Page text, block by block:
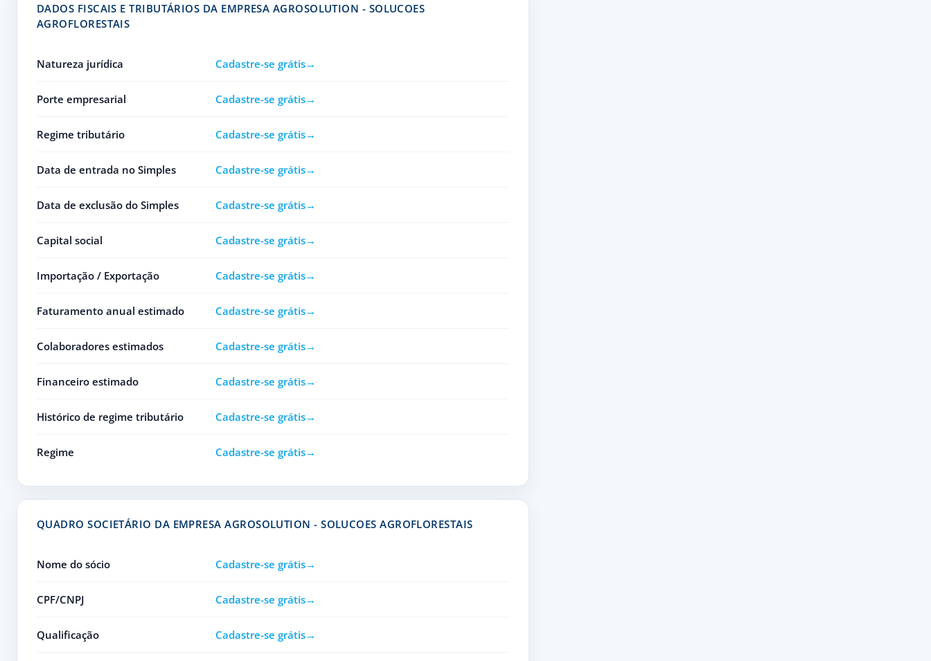
DADOS FISCAIS E TRIBUTÁRIOS DA EMPRESA AGROSOLUTION - SOLUCOES
AGROFLORESTAIS
Natureza jurídica Cadastre-se grátis
Porte empresarial Cadastre-se grátis
Regime tributário Cadastre-se grátis
Data de entrada no Simples Cadastre-se grátis
Data de exclusão do Simples Cadastre-se grátis
Capital social Cadastre-se grátis
Importação / Exportação Cadastre-se grátis
Faturamento anual estimado Cadastre-se grátis
Colaboradores estimados Cadastre-se grátis
Financeiro estimado Cadastre-se grátis
Histórico de regime tributário Cadastre-se grátis
Regime Cadastre-se grátis
QUADRO SOCIETÁRIO DA EMPRESA AGROSOLUTION - SOLUCOES AGROFLORESTAIS
Nome do sócio Cadastre-se grátis
CPF/CNPJ Cadastre-se grátis
Qualificação Cadastre-se grátis